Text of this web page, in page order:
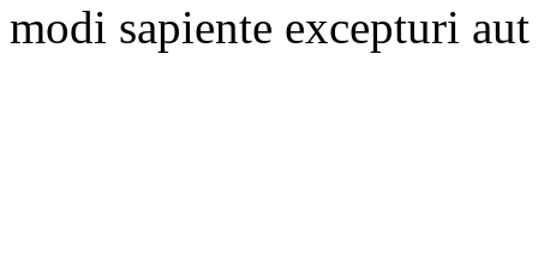
modi sapiente excepturi